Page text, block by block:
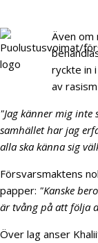
Även om
ryckte in
av
"Jag känner mig inte
samhället har jag
alla ska känna sig
Försvarsmaktens
papper: "Kanske
är tvång på att följa
Över lag anser